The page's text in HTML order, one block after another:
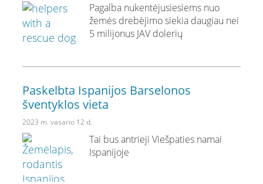
Pagalba nukentėjusiesiems nuo
žemės drebėjimo siekia daugiau nei
5 milijonus JAV dolerių
Paskelbta Ispanijos Barselonos
šventyklos vieta
2023 m. vasario 12 d.
Tai bus antrieji Viešpaties namai
Ispanijoje